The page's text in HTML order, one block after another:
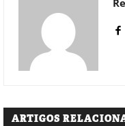
ARTIGOS